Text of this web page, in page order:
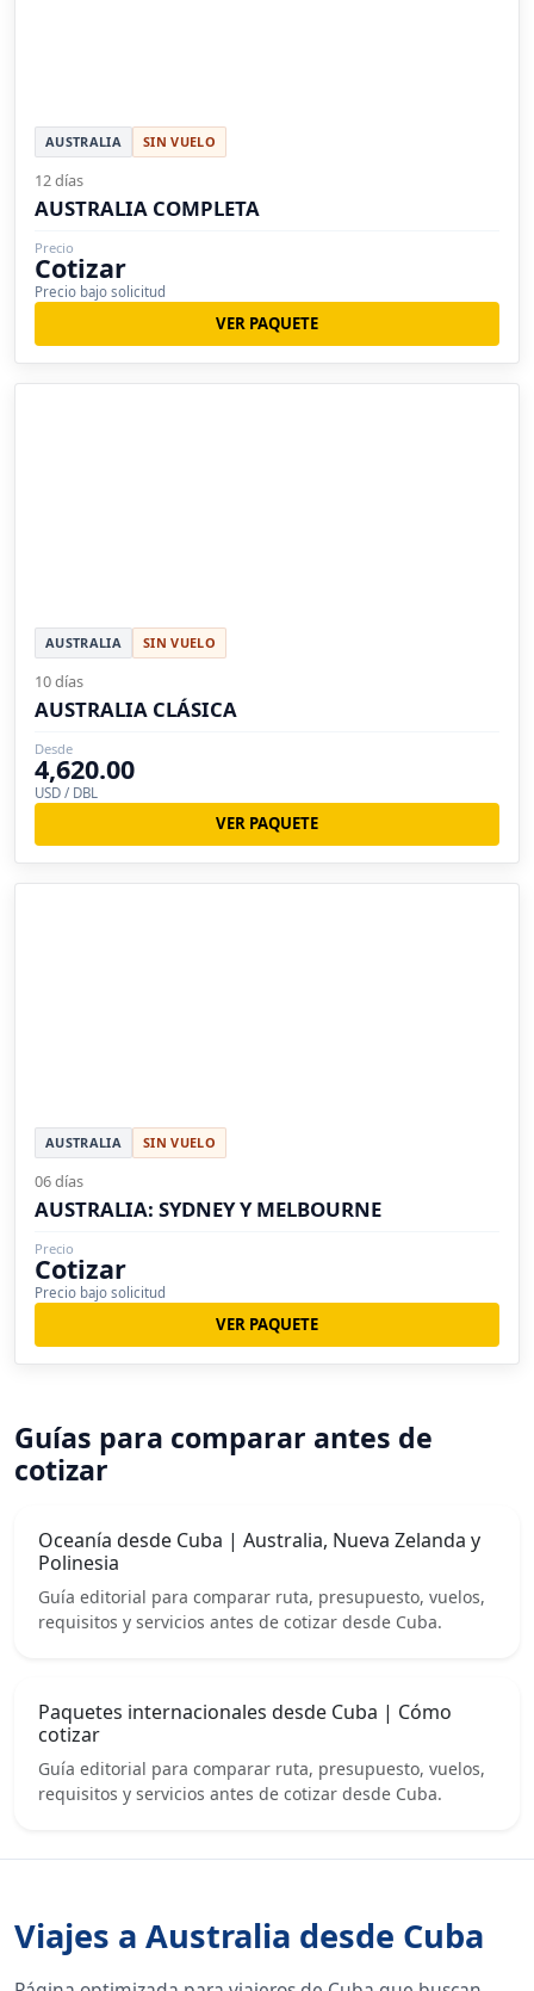
AUSTRALIA SIN VUELO
12 días
AUSTRALIA COMPLETA
Precio
Cotizar
Precio bajo solicitud
VER PAQUETE
AUSTRALIA SIN VUELO
10 días
AUSTRALIA CLÁSICA
Desde
4,620.00
USD / DBL
VER PAQUETE
AUSTRALIA SIN VUELO
06 días
AUSTRALIA: SYDNEY Y MELBOURNE
Precio
Cotizar
Precio bajo solicitud
VER PAQUETE
Guías para comparar antes de
cotizar
Oceanía desde Cuba | Australia, Nueva Zelanda y
Polinesia
Guía editorial para comparar ruta, presupuesto, vuelos,
requisitos y servicios antes de cotizar desde Cuba.
Paquetes internacionales desde Cuba | Cómo
cotizar
Guía editorial para comparar ruta, presupuesto, vuelos,
requisitos y servicios antes de cotizar desde Cuba.
Viajes a Australia desde Cuba